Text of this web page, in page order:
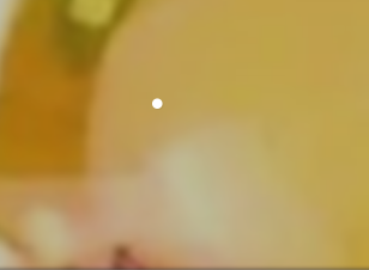
ルバイト用求人ページ
.